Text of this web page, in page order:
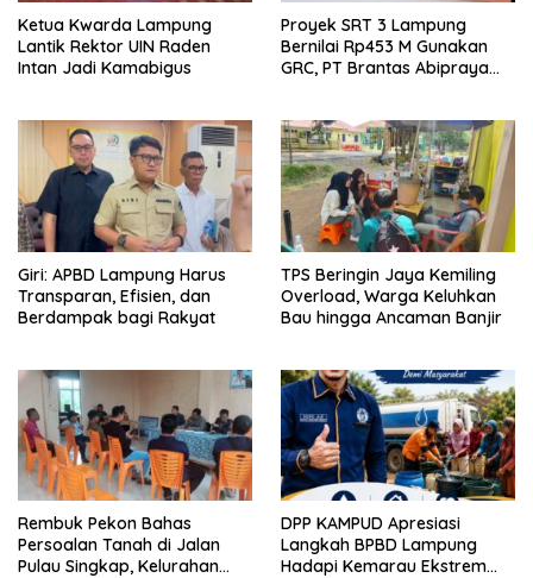
Ketua Kwarda Lampung
Lantik Rektor UIN Raden
Intan Jadi Kamabigus
Proyek SRT 3 Lampung
Bernilai Rp453 M Gunakan
GRC, PT Brantas Abipraya
Giri: APBD Lampung Harus
Transparan, Efisien, dan
Berdampak bagi Rakyat
TPS Beringin Jaya Kemiling
Overload, Warga Keluhkan
Bau hingga Ancaman Banjir
Rembuk Pekon Bahas
Persoalan Tanah di Jalan
Pulau Singkap, Kelurahan
DPP KAMPUD Apresiasi
Langkah BPBD Lampung
Hadapi Kemarau Ekstrem